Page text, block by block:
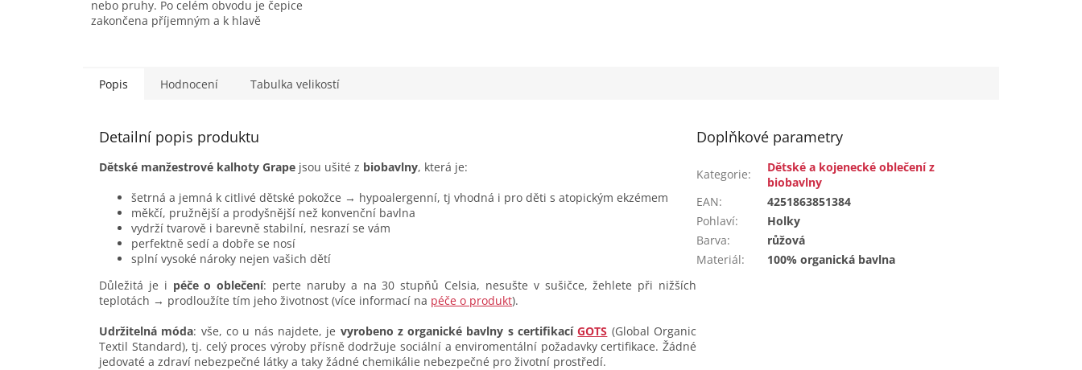
nebo pruhy. Po celém obvodu je čepice
zakončena příjemným a k hlavě
Popis Hodnocení Tabulka velikostí
Detailní popis produktu
Dětské manžestrové kalhoty Grape jsou ušité z biobavlny, která je:
šetrná a jemná k citlivé dětské pokožce → hypoalergenní, tj vhodná i pro děti s atopickým ekzémem
měkčí, pružnější a prodyšnější než konvenční bavlna
vydrží tvarově i barevně stabilní, nesrazí se vám
perfektně sedí a dobře se nosí
splní vysoké nároky nejen vašich dětí
Důležitá je i péče o oblečení: perte naruby a na 30 stupňů Celsia, nesušte v sušičce, žehlete při nižších
teplotách → prodloužíte tím jeho životnost (více informací na péče o produkt).
Udržitelná móda: vše, co u nás najdete, je vyrobeno z organické bavlny s certifikacíGOTS (Global Organic
Textil Standard), tj. celý proces výroby přísně dodržuje sociální a enviromentální požadavky certifikace. Žádné
jedovaté a zdraví nebezpečné látky a taky žádné chemikálie nebezpečné pro životní prostředí.
Doplňkové parametry
Kategorie:
Dětské a kojenecké oblečení z
biobavlny
EAN:
4251863851384
Pohlaví:
Holky
Barva:
růžová
Materiál: 100% organická bavlna